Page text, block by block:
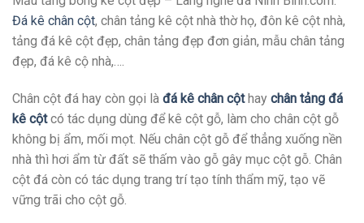
Đá kê chân cột, chân tảng kê cột nhà thờ họ, đôn kê cột nhà,
tảng đá kê cột đẹp, chân tảng đẹp đơn giản, mẫu chân tảng
đẹp, đá kê cộ nhà,….
Chân cột đá hay còn gọi là đá kê chân cộthay chân tảng đá
kê cột có tác dụng dùng để kê cột gỗ, làm cho chân cột gỗ
không bị ẩm, mối mọt. Nếu chân cột gỗ để thẳng xuống nền
nhà thì hơi ẩm từ đất sẽ thấm vào gỗ gây mục cột gỗ. Chân
cột đá còn có tác dụng trang trí tạo tính thẩm mỹ, tạo vẽ
vững trãi cho cột gỗ.